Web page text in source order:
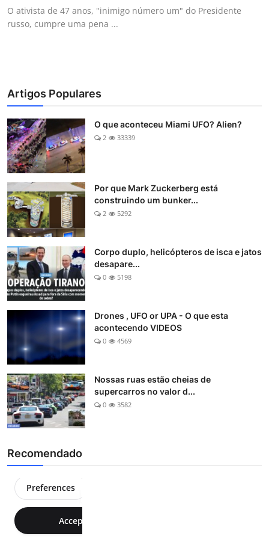
O ativista de 47 anos, "inimigo número um" do Presidente
russo, cumpre uma pena ...
Artigos Populares
O que aconteceu Miami UFO? Alien?
2 33339
Por que Mark Zuckerberg está
construindo um bunker...
2 5292
Corpo duplo, helicópteros de isca e jatos
desapare...
0 5198
Drones , UFO or UPA - O que esta
acontecendo VIDEOS
0 4569
Nossas ruas estão cheias de
supercarros no valor d...
0 3582
Recomendado